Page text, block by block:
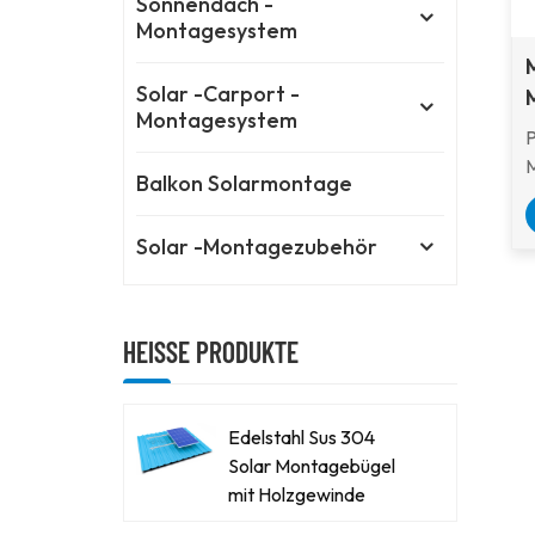
Montagesystem
Solar -Carport -
Montagesystem
Balkon Solarmontage
Solar -Montagezubehör
HEISSE PRODUKTE
Edelstahl Sus 304
Solar Montagebügel
mit Holzgewinde